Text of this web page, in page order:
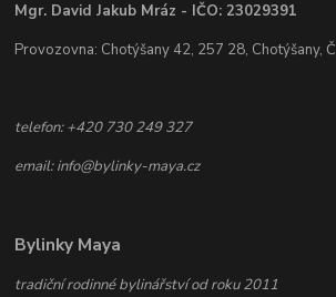
Mgr. David Jakub Mráz - IČO: 23029391
Provozovna: Chotýšany 42, 257 28, Chotýšany,
telefon: +420 730 249 327
email: info@bylinky-maya.cz
Bylinky Maya
tradiční rodinné bylinářství od roku 2011